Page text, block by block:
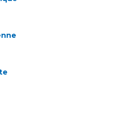
Laboratoire d'Infectiologie
Rares
Rares